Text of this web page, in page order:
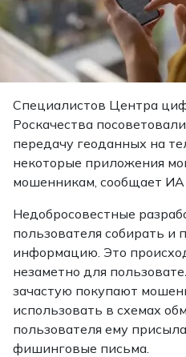
Специалистов Центра
Роскачества
передачу геоданных на
некоторые приложения
мошенникам, сообщает ИА
Недобросовестные
пользователя собирать и
информацию. Это
незаметно для
зачастую покупают
использовать в схемах
пользователя ему
фишинговые письма.